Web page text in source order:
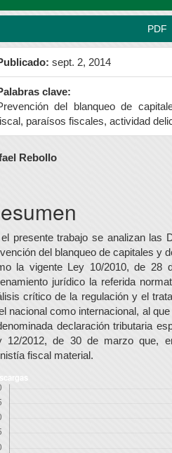
PDF
sept. 2, 2014
clave:
del blanqueo de
paraísos fiscales, actividad
Rebollo
presente trabajo se analizan las
del blanqueo de capitales y
la vigente Ley 10/2010, de 28
jurídico la referida
crítico de la regulación y el
nacional como internacional, al
declaración tributaria
12/2012, de 30 de marzo que,
fiscal material.